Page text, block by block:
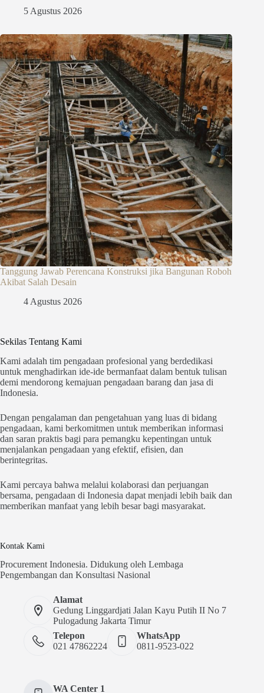
5 Agustus 2026
Tanggung Jawab Perencana Konstruksi jika Bangunan Roboh
Akibat Salah Desain
4 Agustus 2026
Sekilas Tentang Kami
Kami adalah tim pengadaan profesional yang berdedikasi
untuk menghadirkan ide-ide bermanfaat dalam bentuk tulisan
demi mendorong kemajuan pengadaan barang dan jasa di
Indonesia.
Dengan pengalaman dan pengetahuan yang luas di bidang
pengadaan, kami berkomitmen untuk memberikan informasi
dan saran praktis bagi para pemangku kepentingan untuk
menjalankan pengadaan yang efektif, efisien, dan
berintegritas.
Kami percaya bahwa melalui kolaborasi dan perjuangan
bersama, pengadaan di Indonesia dapat menjadi lebih baik dan
memberikan manfaat yang lebih besar bagi masyarakat.
Kontak Kami
Procurement Indonesia. Didukung oleh Lembaga
Pengembangan dan Konsultasi Nasional
Alamat
Gedung Linggardjati Jalan Kayu Putih II No 7
Pulogadung Jakarta Timur
Telepon
021 47862224
WhatsApp
0811-9523-022
WA Center 1